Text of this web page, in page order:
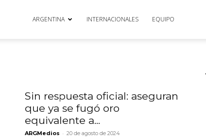
ARGENTINA INTERNACIONALES EQUIPO
Sin respuesta oficial: aseguran
que ya se fugó oro
equivalente a...
ARGMedios - 20 de agosto de 2024